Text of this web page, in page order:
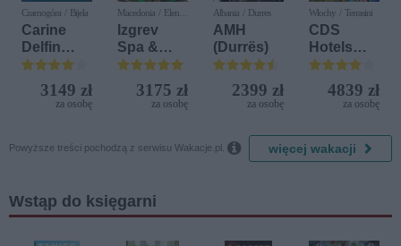
Czarnogóra / Bijela
Carine
Delfin
Bijela (ex.
Iberostar
Bijela
3149 zł
za osobę
Macedonia / Elen
Kamen
Izgrev
Spa &
Aquapark
3175 zł
za osobę
Albania / Durres
AMH
(Durrës)
2399 zł
za osobę
Włochy / Terrasini
CDS
Hotels
Terrasini
(ex. Citta
del Mare)
4839 zł
za osobę
Powyższe treści pochodzą z serwisu Wakacje.pl.  więcej wakacji
Wstąp do księgarni